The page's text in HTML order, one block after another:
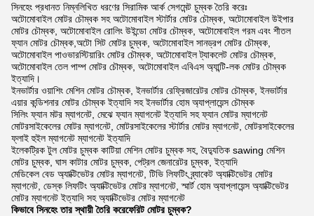
সিনহেং প্রধানত নিম্নলিখিত ধরণের সিরামিক আর্ক সেগমেন্ট চুম্বক তৈরি করেঃ
অটোমোবাইল মোটর চৌম্বক সহ অটোমোবাইল স্টার্টার মোটর চৌম্বক, অটোমোবাইল উইপার
মোটর চৌম্বক, অটোমোবাইল রোলিং উইন্ডো মোটর চৌম্বক, অটোমোবাইল গরম এবং শীতল
ফ্যান মোটর চৌম্বক,অটো সিট মোটর চুম্বক, অটোমোবাইল সানড্রপ মোটর চৌম্বক,
অটোমোবাইল পাওভারস্টিয়ারিং মোটর চৌম্বক, অটোমোবাইল ট্যাকলেট মোটর চৌম্বক,
অটোমোবাইল তেল পাম্প মোটর চৌম্বক, অটোমোবাইল এবিএস অ্যান্টি-লক মোটর চৌম্বক
ইত্যাদি।
ইনভার্টার ওয়াশিং মেশিন মোটর চৌম্বক, ইনভার্টার রেফ্রিজারেটর মোটর চৌম্বক, ইনভার্টার
এয়ার কন্ডিশনার মোটর চৌম্বক ইত্যাদি সহ ইনভার্টার হোম অ্যাপ্লায়েন্স চৌম্বক
সিলিং ফ্যান মটর ম্যাগনেট, মেঝে ফ্যান ম্যাগনেট ইত্যাদি সহ ফ্যান মোটর ম্যাগনেট
মোটরসাইকেলের মোটর ম্যাগনেট, মোটরসাইকেলের স্টার্টার মোটর ম্যাগনেট, মোটরসাইকেলের
ফ্লাই হুইল ম্যাগনেট ম্যাগনেট ইত্যাদি
ইলেকট্রিক টুল মোটর চুম্বক কাটিয়া মেশিন মোটর চুম্বক সহ, বৈদ্যুতিক sawing মেশিন
মোটর চুম্বক, ঘাস কাটার মোটর চুম্বক, পেট্রল জেনারেটর চুম্বক, ইত্যাদি
মেডিকেল বেড অ্যাক্টিভেটর মোটর ম্যাগনেট, টিভি লিফটিং ব্র্যাকেট অ্যাক্টিভেটর মোটর
ম্যাগনেট, ডেস্ক লিফটিং অ্যাক্টিভেটর মোটর ম্যাগনেট, স্মার্ট হোম অ্যাপ্লায়েন্স অ্যাক্টিভেটর
মোটর ম্যাগনেট ইত্যাদি সহ অ্যাক্টিভেটর মোটর ম্যাগনেট
কিভাবে সিনহেং তার স্থায়ী তৈরি করেফেরিট মোটর চুম্বক?